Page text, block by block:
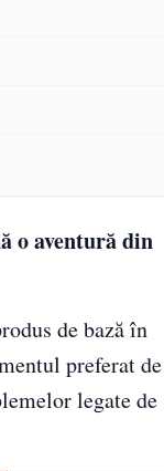
o aventură din
de bază în
preferat de
legate de